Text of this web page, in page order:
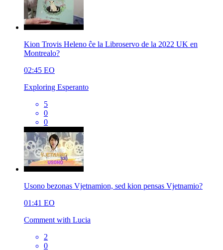
Kion Trovis Heleno ĉe la Libroservo de la 2022 UK en
Montrealo?
02:45 EO
Exploring Esperanto
5
0
0
Usono bezonas Vjetnamion, sed kion pensas Vjetnamio?
01:41 EO
Comment with Lucia
2
0